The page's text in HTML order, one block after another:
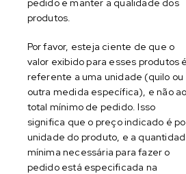
pedido e manter a qualidade dos
produtos.
Por favor, esteja ciente de que o
valor exibido para esses produtos é
referente a uma unidade (quilo ou
outra medida específica), e não ao
total mínimo de pedido. Isso
significa que o preço indicado é
unidade do produto, e a
mínima necessária para fazer o
pedido está especificada na